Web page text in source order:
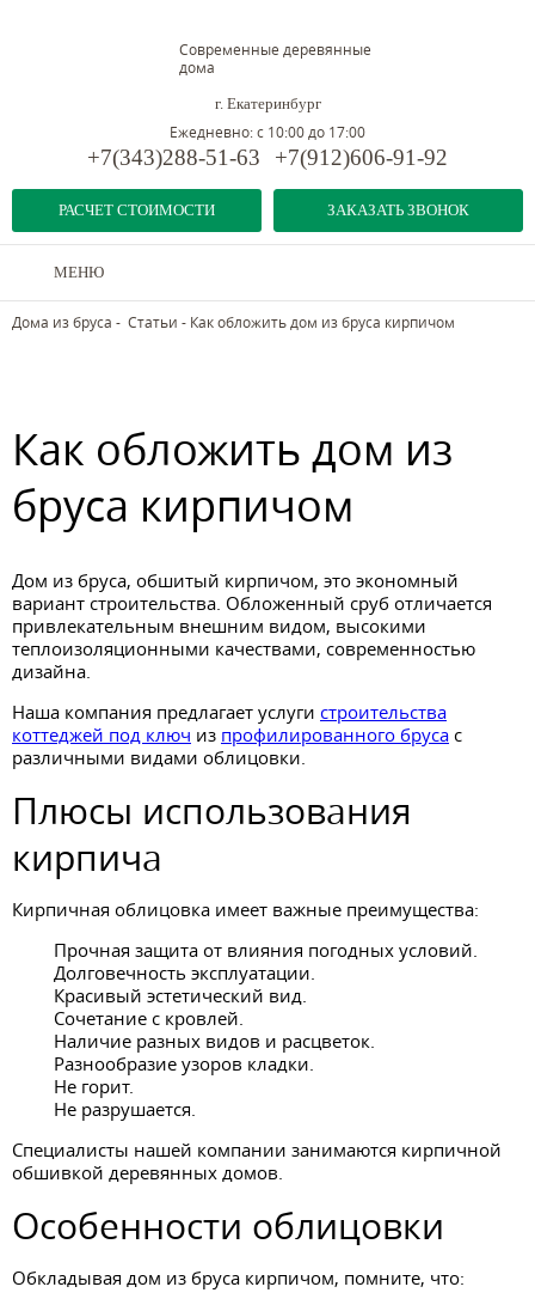
Современные деревянные
дома
г. Екатеринбург
РАСЧЕТ СТОИМОСТИ
Ежедневно: с 10:00 до 17:00
+7(343)288-51-63 +7(912)606-91-92
ЗАКАЗАТЬ ЗВОНОК
МЕНЮ
Дома из бруса - Статьи - Как обложить дом из бруса кирпичом
Как обложить дом из
бруса кирпичом
Дом из бруса, обшитый кирпичом, это экономный
вариант строительства. Обложенный сруб отличается
привлекательным внешним видом, высокими
теплоизоляционными качествами, современностью
дизайна.
Наша компания предлагает услуги строительства
коттеджей под ключ из профилированного бруса с
различными видами облицовки.
Плюсы использования
кирпича
Кирпичная облицовка имеет важные преимущества:
Прочная защита от влияния погодных условий.
Долговечность эксплуатации.
Красивый эстетический вид.
Сочетание с кровлей.
Наличие разных видов и расцветок.
Разнообразие узоров кладки.
Не горит.
Не разрушается.
Специалисты нашей компании занимаются кирпичной
обшивкой деревянных домов.
Особенности облицовки
Обкладывая дом из бруса кирпичом, помните, что: